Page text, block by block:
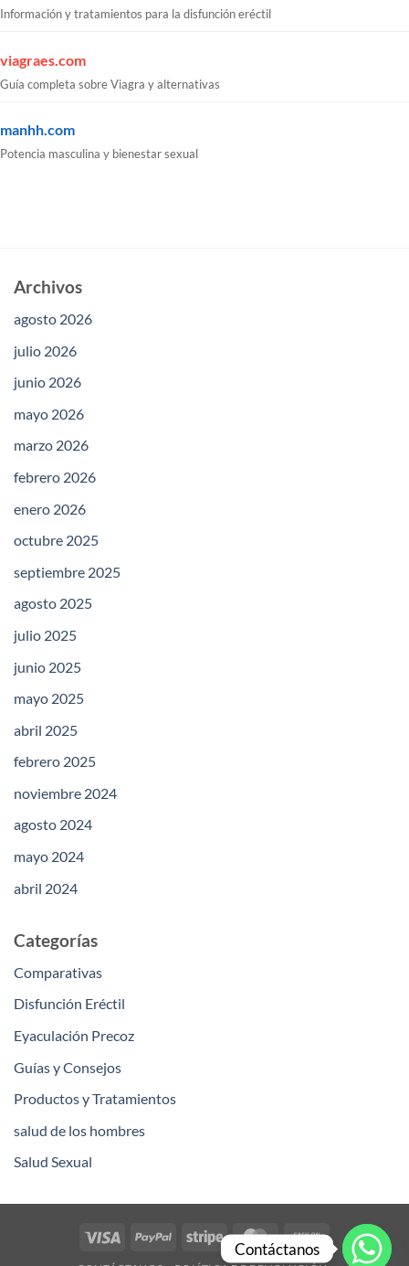
Información y tratamientos para la disfunción eréctil
viagraes.com
Guía completa sobre Viagra y alternativas
manhh.com
Potencia masculina y bienestar sexual
Archivos
agosto 2026
julio 2026
junio 2026
mayo 2026
marzo 2026
febrero 2026
enero 2026
octubre 2025
septiembre 2025
agosto 2025
julio 2025
junio 2025
mayo 2025
abril 2025
febrero 2025
noviembre 2024
agosto 2024
mayo 2024
abril 2024
Categorías
Comparativas
Disfunción Eréctil
Eyaculación Precoz
Guías y Consejos
Productos y Tratamientos
salud de los hombres
Salud Sexual
Visa PayPal Stripe MasterCardCash
On
Contáctanos